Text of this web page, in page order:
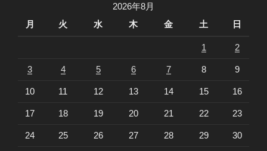
2026年8月
月
火 水 木 金 土 日
1 2
3 4 5 6 7 8 9
10 11 12 13 14 15 16
17 18 19 20 21 22 23
24 25 26 27 28 29 30